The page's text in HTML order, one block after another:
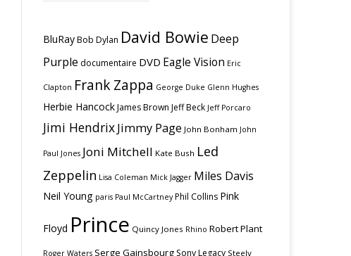
BluRay Bob Dylan David Bowie Deep
Purple documentaire DVD Eagle Vision Eric
Clapton Frank Zappa George Duke Glenn Hughes
Herbie Hancock James Brown Jeff Beck Jeff Porcaro
Jimi HendrixJimmy Page John Bonham John
Paul Jones Joni Mitchell Kate Bush Led
Zeppelin Lisa Coleman Mick Jagger Miles Davis
Neil Young paris Paul McCartney Phil Collins Pink
Floyd Prince Quincy Jones Rhino Robert Plant
Roger Waters Serge Gainsbourg Sony Legacy Steely